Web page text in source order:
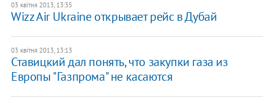
03 квітня 2013, 13:35
Wizz Air Ukraine открывает рейс в Дубай
03 квітня 2013, 13:13
Ставицкий дал понять, что закупки газа из
Европы "Газпрома" не касаются